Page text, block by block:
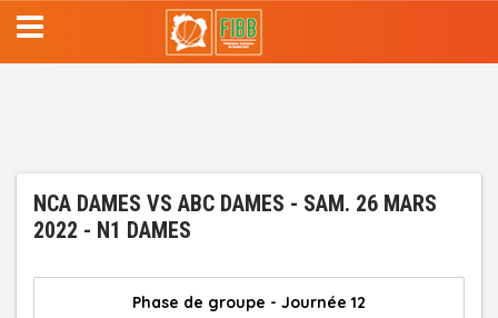
Aller
au
contenu
NCA DAMES VS ABC DAMES - SAM. 26 MARS
2022 - N1 DAMES
Phase de groupe - Journée 12